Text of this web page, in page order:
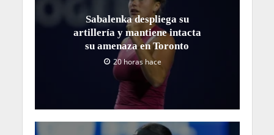
Sabalenka despliega su
artillería y mantiene intacta
su amenaza en Toronto
20 horas hace